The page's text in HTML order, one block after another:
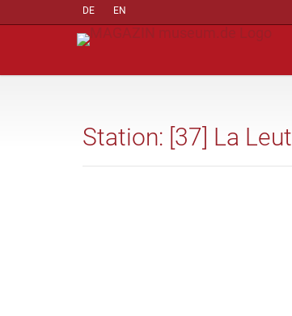
DE EN
Station: [37] La